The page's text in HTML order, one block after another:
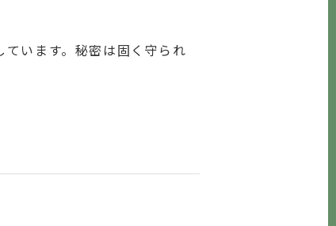
います。秘密は固く守られ